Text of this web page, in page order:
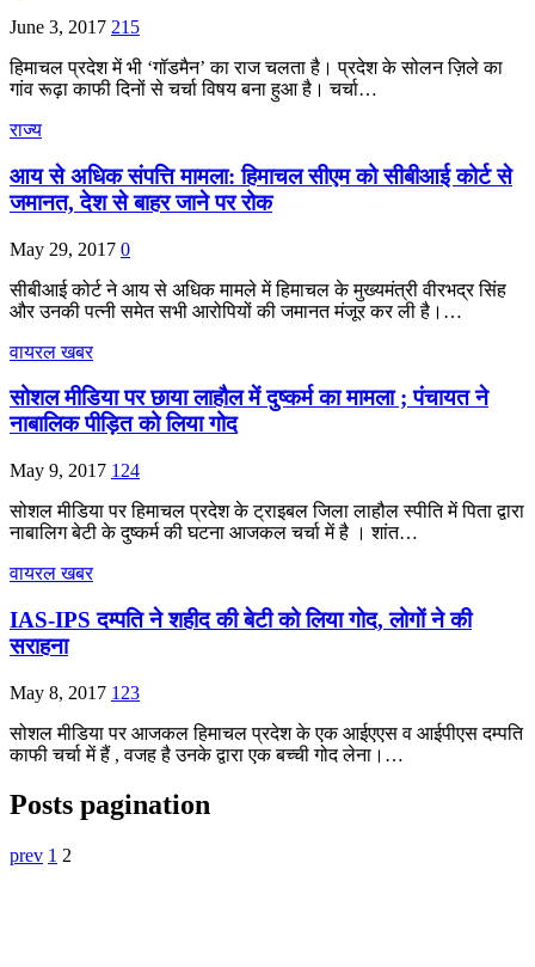
June 3, 2017 215
हिमाचल प्रदेश में भी ‘गॉडमैन’ का राज चलता है। प्रदेश के सोलन ज़िले का
गांव रूढ़ा काफी दिनों से चर्चा विषय बना हुआ है। चर्चा…
राज्य
आय से अधिक संपत्ति मामला: हिमाचल सीएम को सीबीआई कोर्ट से
जमानत, देश से बाहर जाने पर रोक
May 29, 2017 0
सीबीआई कोर्ट ने आय से अधिक मामले में हिमाचल के मुख्यमंत्री वीरभद्र सिंह
और उनकी पत्नी समेत सभी आरोपियों की जमानत मंजूर कर ली है।…
वायरल खबर
सोशल मीडिया पर छाया लाहौल में दुष्कर्म का मामला ; पंचायत ने
नाबालिक पीड़ित को लिया गोद
May 9, 2017 124
सोशल मीडिया पर हिमाचल प्रदेश के ट्राइबल जिला लाहौल स्पीति में पिता द्वारा
नाबालिग बेटी के दुष्कर्म की घटना आजकल चर्चा में है । शांत…
वायरल खबर
IAS-IPS दम्पति ने शहीद की बेटी को लिया गोद, लोगों ने की
सराहना
May 8, 2017 123
सोशल मीडिया पर आजकल हिमाचल प्रदेश के एक आईएएस व आईपीएस दम्पति
काफी चर्चा में हैं , वजह है उनके द्वारा एक बच्ची गोद लेना।…
Posts pagination
prev 1 2